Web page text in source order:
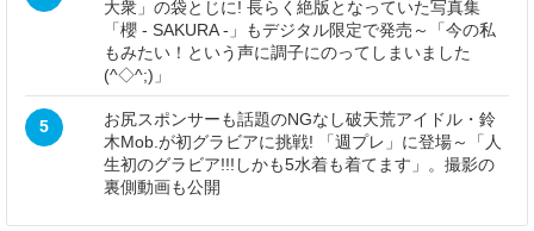
大衆」の袋とじに! 長らく絶版となっていた写真集
「櫻 - SAKURA -」もデジタル限定で発売～「今の私
もみたい！という声に調子にのってしまいました
(^◇^;)」
5
お尻スポンサーも話題のNGなし破天荒アイドル・鈴
木Mob.が初グラビアに挑戦! 「週プレ」に登場～「人
生初のグラビア!!!しかも5水着も着てます」。撮影の
裏側動画も公開